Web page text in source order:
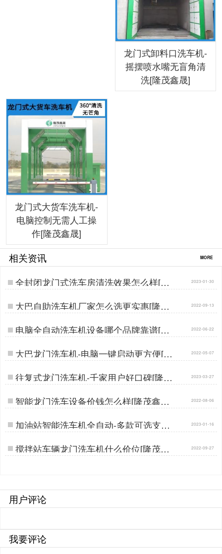
龙门式卸料口洗车机-
摇摆喷水嘴无盲角清
洗[隆茂鑫晟]
龙门式大货车洗车机-
电脑控制无需人工操
作[隆茂鑫晟]
相关资讯 MORE
全封闭龙门式洗车房清洗效果怎么样[隆
茂鑫晟]…
2023-01-30
大巴自助洗车机厂家怎么选更实惠[隆茂
鑫晟]…
2022-09-13
电脑全自动洗车机设备哪个品牌靠谱[隆
茂鑫晟]…
2022-06-22
大巴龙门洗车机-电脑一键启动更方便[隆
茂鑫晟]…
2022-05-07
往复式龙门洗车机-千家用户好口碑[隆茂
鑫晟]…
2023-03-27
智能龙门洗车设备价钱怎么样[隆茂鑫晟]
…
2022-08-06
加油站智能洗车机全自动-多款可选支持
定制[隆茂鑫晟]…
2023-01-16
搅拌站车辆龙门洗车机什么价位[隆茂鑫
晟]…
2022-09-27
用户评论
我要评论